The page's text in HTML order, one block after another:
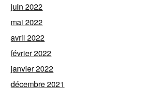
juin 2022
mai 2022
avril 2022
février 2022
janvier 2022
décembre 2021